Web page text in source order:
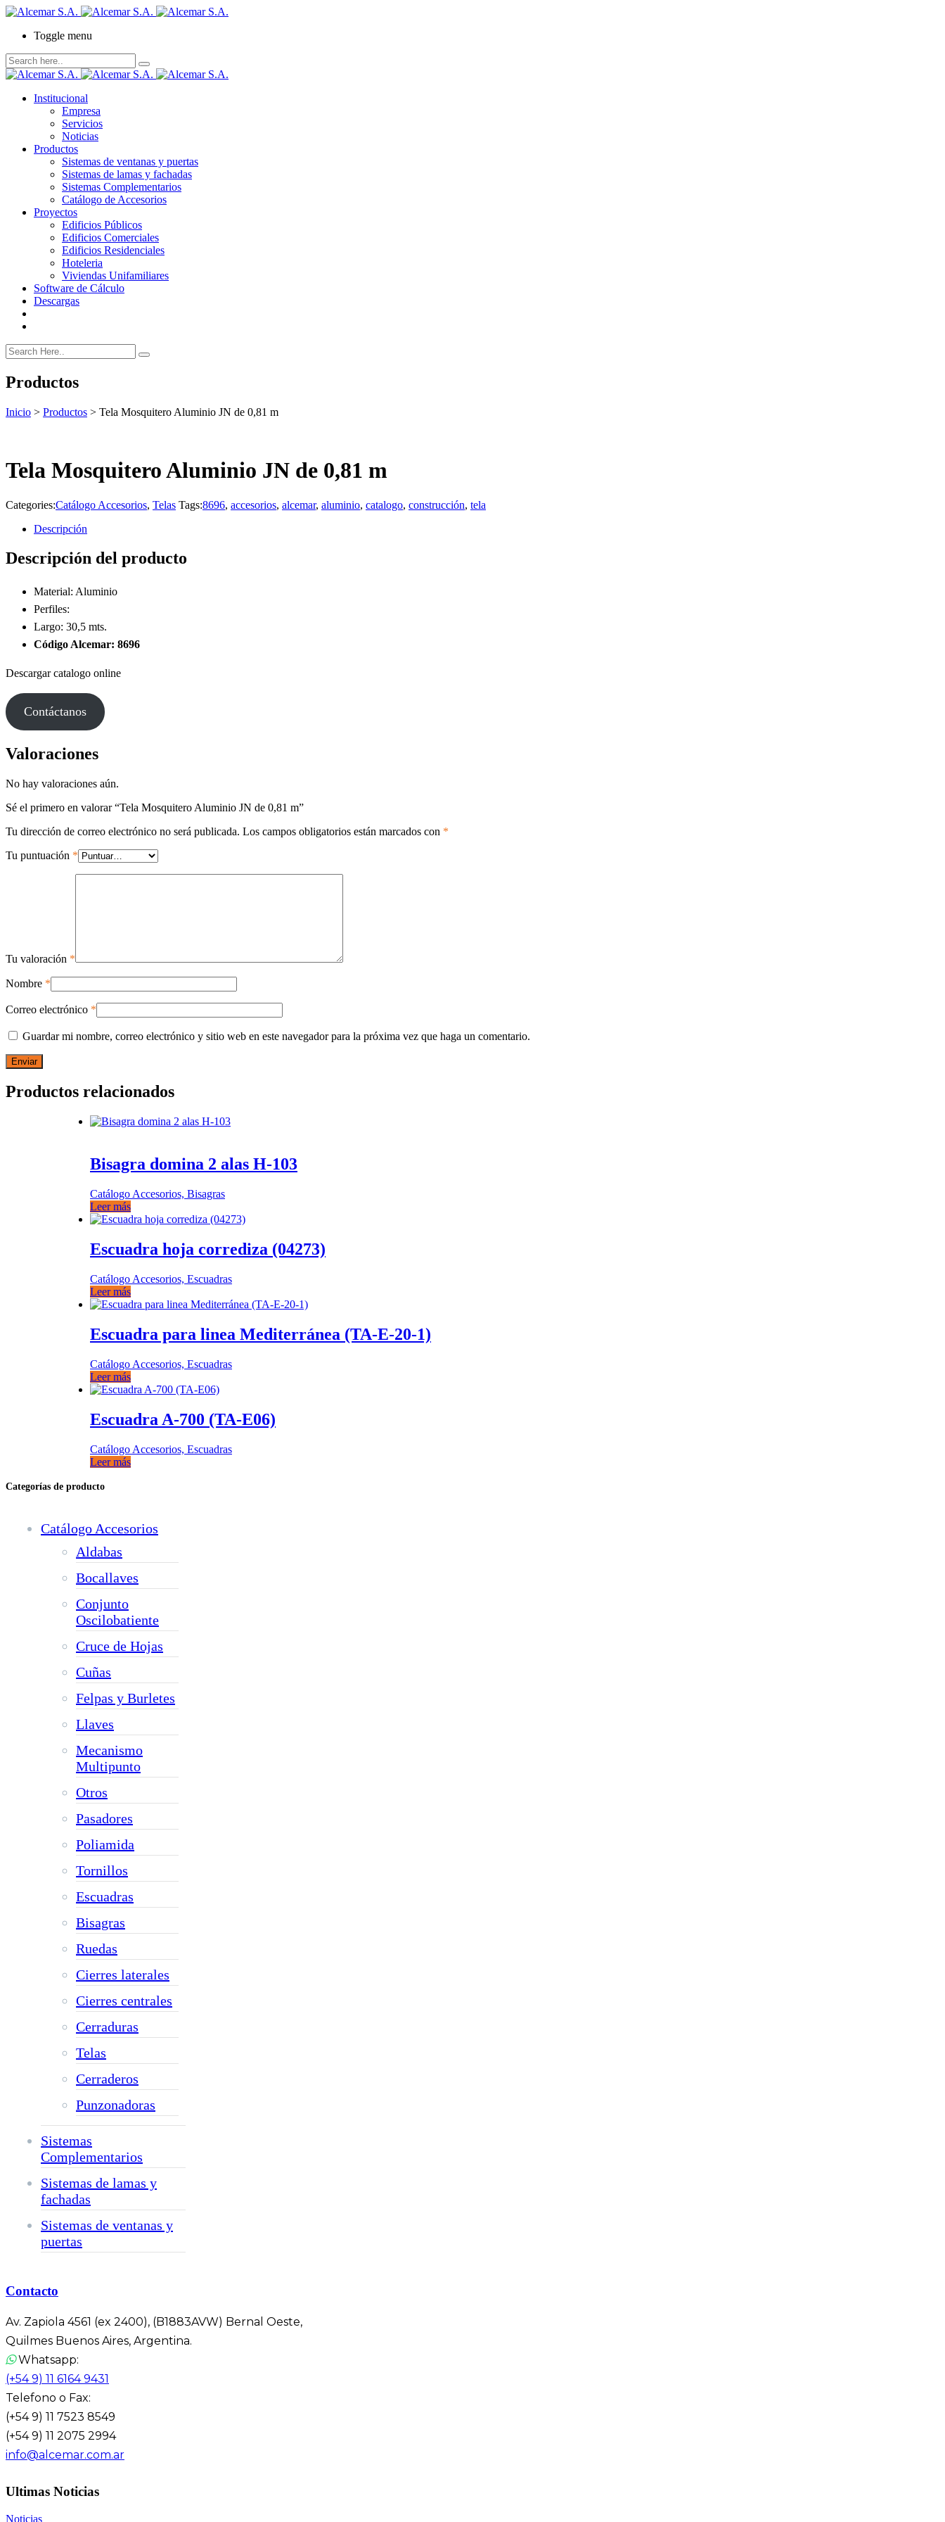
Toggle menu
Institucional
Empresa
Servicios
Noticias
Productos
Sistemas de ventanas y puertas
Sistemas de lamas y fachadas
Sistemas Complementarios
Catálogo de Accesorios
Proyectos
Edificios Públicos
Edificios Comerciales
Edificios Residenciales
Hoteleria
Viviendas Unifamiliares
Software de Cálculo
Descargas
Productos
Inicio > Productos > Tela Mosquitero Aluminio JN de 0,81 m
Tela Mosquitero Aluminio JN de 0,81 m
Categories:Catálogo Accesorios, Telas Tags:8696, accesorios, alcemar, aluminio, catalogo, construcción, tela
Descripción
Descripción del producto
Material: Aluminio
Perfiles:
Largo: 30,5 mts.
Código Alcemar: 8696
Descargar catalogo online
Contáctanos
Valoraciones
No hay valoraciones aún.
Sé el primero en valorar “Tela Mosquitero Aluminio JN de 0,81 m”
Tu dirección de correo electrónico no será publicada. Los campos obligatorios están marcados con *
Tu puntuación *
Tu valoración *
Nombre *
Correo electrónico *
Guardar mi nombre, correo electrónico y sitio web en este navegador para la próxima vez que haga un comentario.
Productos relacionados
Bisagra domina 2 alas H-103
Catálogo Accesorios, Bisagras
Leer más
Escuadra hoja corrediza (04273)
Catálogo Accesorios, Escuadras
Leer más
Escuadra para linea Mediterránea (TA-E-20-1)
Catálogo Accesorios, Escuadras
Leer más
Escuadra A-700 (TA-E06)
Catálogo Accesorios, Escuadras
Leer más
Categorías de producto
Catálogo Accesorios
Aldabas
Bocallaves
Conjunto
Oscilobatiente
Cruce de Hojas
Cuñas
Felpas y Burletes
Llaves
Mecanismo
Multipunto
Otros
Pasadores
Poliamida
Tornillos
Escuadras
Bisagras
Ruedas
Cierres laterales
Cierres centrales
Cerraduras
Telas
Cerraderos
Punzonadoras
Sistemas
Complementarios
Sistemas de lamas y
fachadas
Sistemas de ventanas y
puertas
Contacto
Av. Zapiola 4561 (ex 2400), (B1883AVW) Bernal Oeste,
Quilmes Buenos Aires, Argentina.
Whatsapp:
(+54 9) 11 6164 9431
Telefono o Fax:
(+54 9) 11 7523 8549
(+54 9) 11 2075 2994
info@alcemar.com.ar
Ultimas Noticias
Noticias